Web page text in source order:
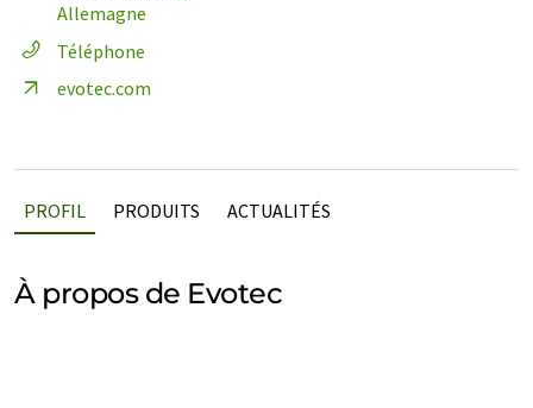
Allemagne
Téléphone
evotec.com
PROFIL PRODUITS ACTUALITÉS
À propos de Evotec